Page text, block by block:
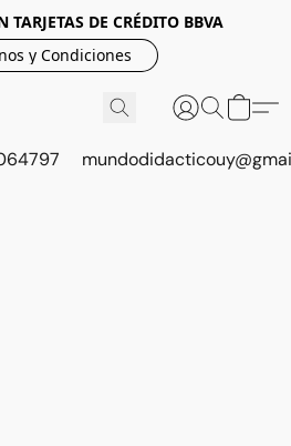
TARJETAS DE CRÉDITO BBVA
y Condiciones